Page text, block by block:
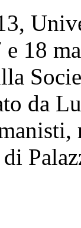
e 18
da